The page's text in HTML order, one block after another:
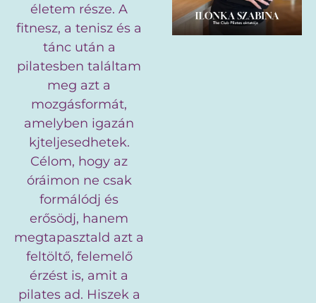
életem része. A
fitnesz, a tenisz és a
tánc után a
pilatesben találtam
meg azt a
mozgásformát,
amelyben igazán
kjteljesedhetek.
Célom, hogy az
óráimon ne csak
formálódj és
erősödj, hanem
megtapasztald azt a
feltöltő, felemelő
érzést is, amit a
pilates ad. Hiszek a